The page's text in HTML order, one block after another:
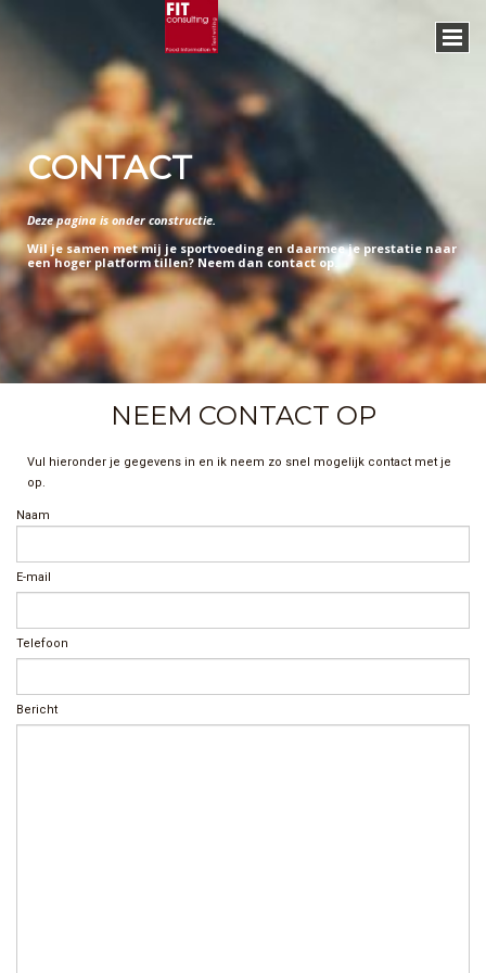
CONTACT
Deze pagina is onder constructie.
Wil je samen met mij je sportvoeding en daarmee je prestatie naar
een hoger platform tillen? Neem dan contact op.
NEEM CONTACT OP
Vul hieronder je gegevens in en ik neem zo snel mogelijk contact met je
op.
Naam
E-mail
Telefoon
Bericht